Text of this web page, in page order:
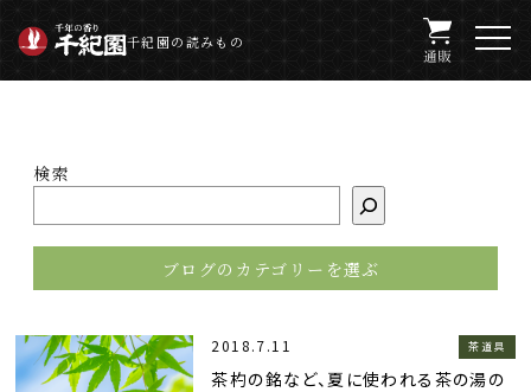
千紀園の読みもの
検索
2018.7.11 茶道具
茶杓の銘など、夏に使われる茶の湯の